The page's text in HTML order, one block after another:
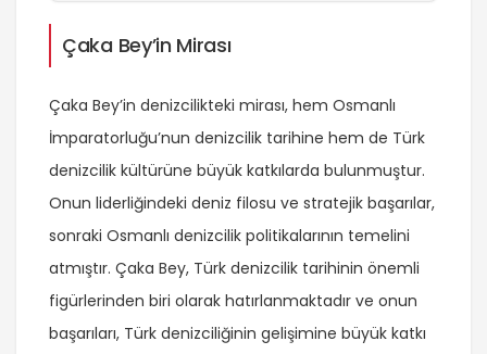
Çaka Bey’in Mirası
Çaka Bey’in denizcilikteki mirası, hem Osmanlı
İmparatorluğu’nun denizcilik tarihine hem de Türk
denizcilik kültürüne büyük katkılarda bulunmuştur.
Onun liderliğindeki deniz filosu ve stratejik başarılar,
sonraki Osmanlı denizcilik politikalarının temelini
atmıştır. Çaka Bey, Türk denizcilik tarihinin önemli
figürlerinden biri olarak hatırlanmaktadır ve onun
başarıları, Türk denizciliğinin gelişimine büyük katkı